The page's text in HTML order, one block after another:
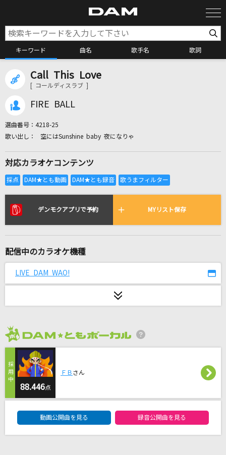
キーワード 曲名 歌手名 歌詞
カラオケ検索
全国りれき
リアルタイムで歌われている曲の一覧
未来へ
Soranji
松山千春
[生音]シュガーソングとビターステップ
[生音]逆光 - replica -
Vaundy
Call This Love
[ コールディスラブ ]
FIRE BALL
選曲番号： 4218-25
空にはSunshine baby 夜になりゃ
対応カラオケコンテンツ
デンモクアプリで予約 MYリスト保存
配信中のカラオケ機種
LIVE DAM WAO!
88.446点
ＦＢ さん
動画公開曲を見る 録音公開曲を見る